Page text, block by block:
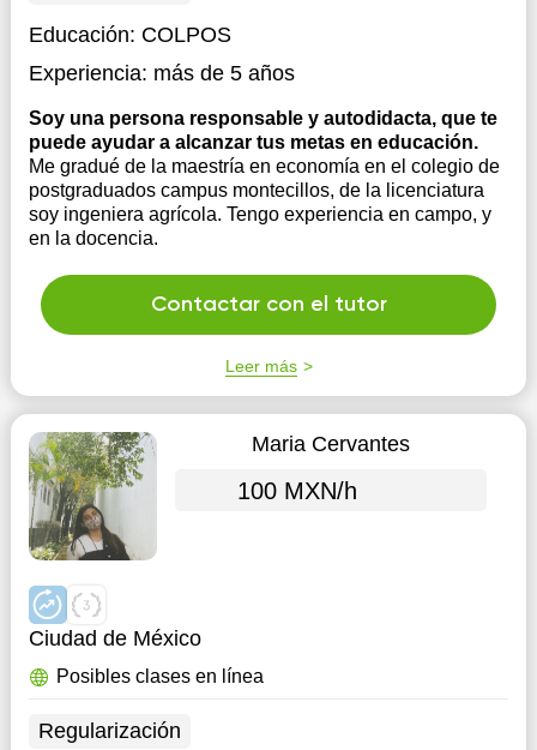
Educación: COLPOS
Experiencia: más de 5 años
Soy una persona responsable y autodidacta, que te
puede ayudar a alcanzar tus metas en educación.
Me gradué de la maestría en economía en el colegio de
postgraduados campus montecillos, de la licenciatura
soy ingeniera agrícola. Tengo experiencia en campo, y
en la docencia.
Contactar con el tutor
Leer más
Maria Cervantes
100 MXN/h
Ciudad de México
Posibles clases en línea
Regularización